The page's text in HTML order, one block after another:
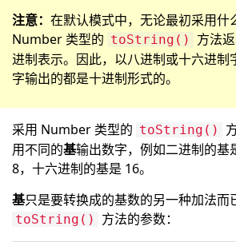
注意： 在默认模式中，无论最初采用什
Number 类型的 toString()
方法
进制表示。因此，以八进制或十六进制
字输出的都是十进制形式的。
采用 Number 类型的 toString()
用不同的基输出数字，例如二进制的基
8，十六进制的基是 16。
基只是要转换成的基数的另一种加法而
toString() 方法的参数：